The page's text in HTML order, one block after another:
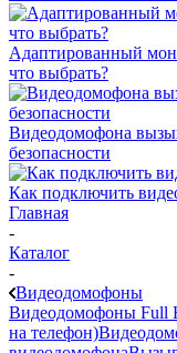
Адаптированный
что выбрать?
Видеодомофона
безопасности
Как подключить
Главная
-
Каталог
-
Видеодомофоны
Видеодомофоны Full
на телефон)